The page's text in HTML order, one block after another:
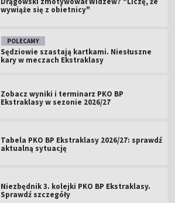
wywiąże się z obietnicy"
POLECAMY
Sędziowie szastają kartkami. Niesłuszne
kary w meczach Ekstraklasy
Zobacz wyniki i terminarz PKO BP
Ekstraklasy w sezonie 2026/27
Tabela PKO BP Ekstraklasy 2026/27: sprawdź
aktualną sytuację
Niezbędnik 3. kolejki PKO BP Ekstraklasy.
Sprawdź szczegóły